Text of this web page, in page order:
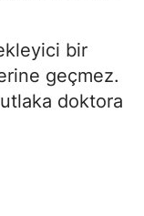
bir
geçmez.
doktora